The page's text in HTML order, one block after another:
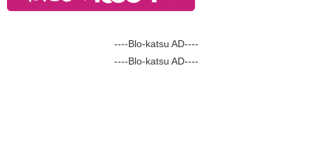
----Blo-katsu AD----
----Blo-katsu AD----